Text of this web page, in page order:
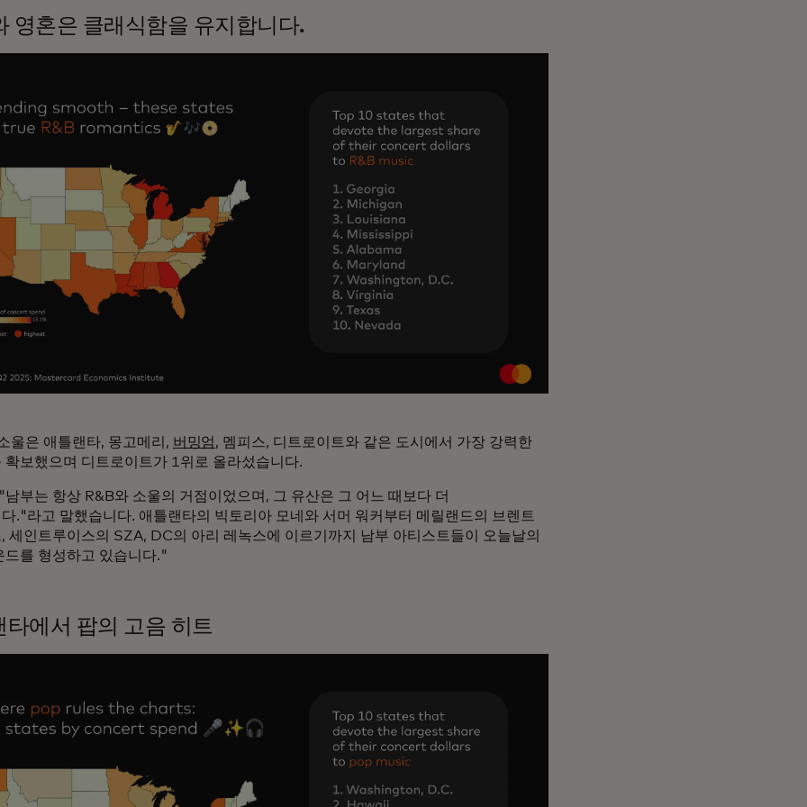
영혼은 클래식함을 유지합니다.
울은 애틀랜타, 몽고메리, 버밍엄 , 멤피스, 디트로이트와 같은 도시에서 가장 강력한
확보했으며 디트로이트가 1위로 올라섰습니다.
부는 항상 R&B와 소울의 거점이었으며, 그 유산은 그 어느 때보다 더
."라고 말했습니다. 애틀랜타의 빅토리아 모네와 서머 워커부터 메릴랜드의 브렌트
세인트루이스의 SZA, DC의 아리 레녹스에 이르기까지 남부 아티스트들이 오늘날의
드를 형성하고 있습니다."
타에서 팝의 고음 히트